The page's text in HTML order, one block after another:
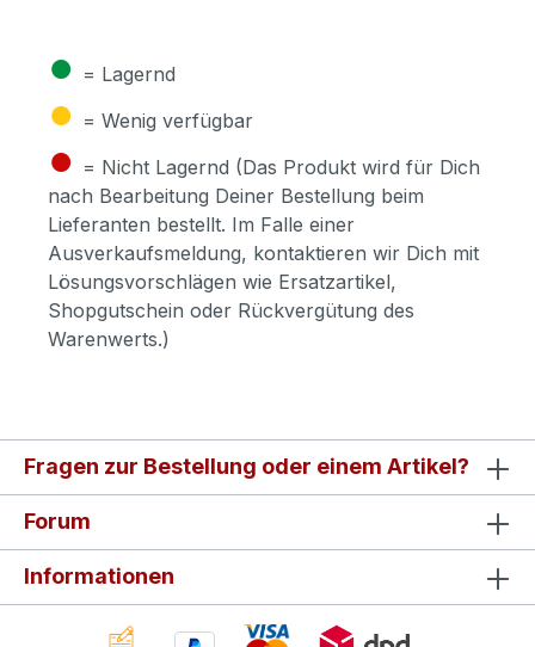
● = Lagernd
● = Wenig verfügbar
● = Nicht Lagernd (Das Produkt wird für Dich
nach Bearbeitung Deiner Bestellung beim
Lieferanten bestellt. Im Falle einer
Ausverkaufsmeldung, kontaktieren wir Dich mit
Lösungsvorschlägen wie Ersatzartikel,
Shopgutschein oder Rückvergütung des
Warenwerts.)
Fragen zur Bestellung oder einem Artikel?
Forum
Informationen